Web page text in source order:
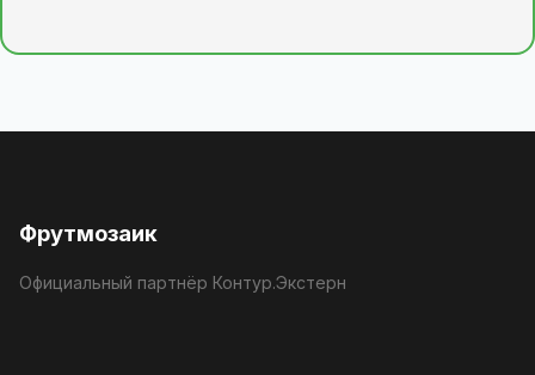
Фрутмозаик
Официальный партнёр Контур.Экстерн